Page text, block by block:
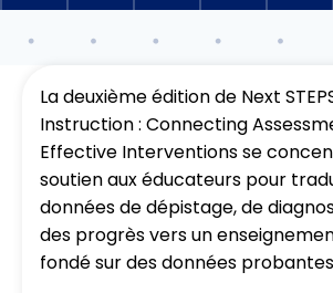
La deuxième édition de Next
Instruction : Connecting
Effective Interventions se
soutien aux éducateurs pour
données de dépistage, de
des progrès vers un
fondé sur des données